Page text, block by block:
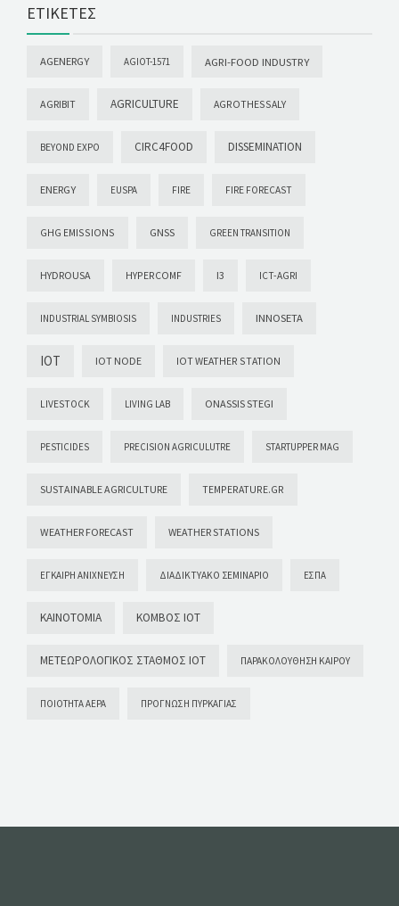
ΕΤΙΚΈΤΕΣ
AGENERGY AGIOT-1571 AGRI-FOOD INDUSTRY
AGRIBIT AGRICULTURE AGROTHESSALY
BEYOND EXPO CIRC4FOOD DISSEMINATION
ENERGY EUSPA FIRE FIRE FORECAST
GHG EMISSIONS GNSS GREEN TRANSITION
HYDROUSA HYPERCOMF I3 ICT-AGRI
INDUSTRIAL SYMBIOSIS INDUSTRIES INNOSETA
IOT IOT NODE IOT WEATHER STATION
LIVESTOCK LIVING LAB ONASSIS STEGI
PESTICIDES PRECISION AGRICULUTRE STARTUPPER MAG
SUSTAINABLE AGRICULTURE TEMPERATURE.GR
WEATHER FORECAST WEATHER STATIONS
ΈΓΚΑΙΡΗ ΑΝΊΧΝΕΥΣΗ ΔΙΑΔΙΚΤΥΑΚΌ ΣΕΜΙΝΆΡΙΟ ΕΣΠΑ
ΚΑΙΝΟΤΟΜΊΑ ΚΌΜΒΟΣ ΙΟΤ
ΜΕΤΕΩΡΟΛΟΓΙΚΌΣ ΣΤΑΘΜΌΣ ΙΟΤ ΠΑΡΑΚΟΛΟΎΘΗΣΗ ΚΑΙΡΟΎ
ΠΟΙΌΤΗΤΑ ΑΈΡΑ ΠΡΌΓΝΩΣΗ ΠΥΡΚΑΓΙΆΣ